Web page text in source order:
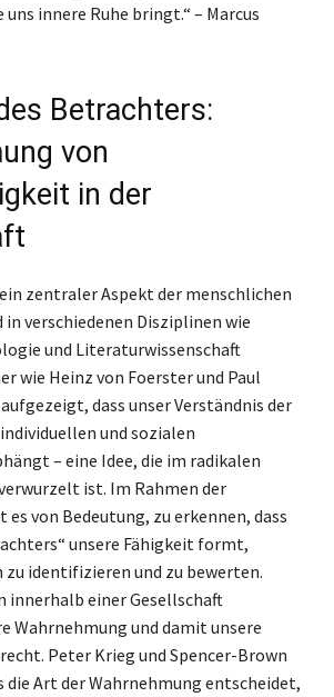
uns innere Ruhe bringt.“ – Marcus
Betrachters:
von
in der
zentraler Aspekt der menschlichen
verschiedenen Disziplinen wie
und Literaturwissenschaft
wie Heinz von Foerster und Paul
dass unser Verständnis der
und sozialen
– eine Idee, die im radikalen
ist. Im Rahmen der
von Bedeutung, zu erkennen, dass
unsere Fähigkeit formt,
identifizieren und zu bewerten.
innerhalb einer Gesellschaft
Wahrnehmung und damit unsere
Peter Krieg und Spencer-Brown
die Art der Wahrnehmung entscheidet,